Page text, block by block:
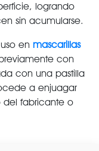
logrando
sin acumularse.
en mascarillas
con
con una pastilla
a enjuagar
del fabricante o